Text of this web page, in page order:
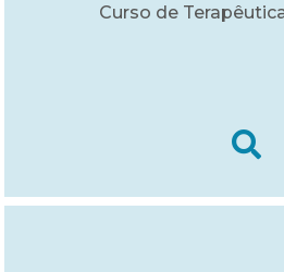
Curso de